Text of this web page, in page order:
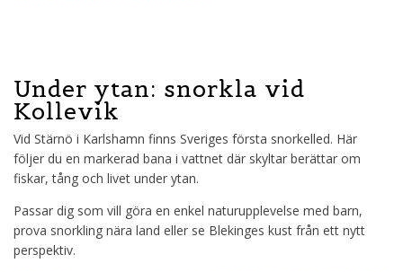
Under ytan: snorkla vid
Kollevik
Vid Stärnö i Karlshamn finns Sveriges första snorkelled. Här
följer du en markerad bana i vattnet där skyltar berättar om
fiskar, tång och livet under ytan.
Passar dig som vill göra en enkel naturupplevelse med barn,
prova snorkling nära land eller se Blekinges kust från ett nytt
perspektiv.